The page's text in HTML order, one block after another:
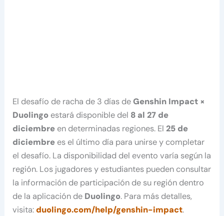
El desafío de racha de 3 días deGenshin Impact ×
Duolingo estará disponible del 8 al 27 de
diciembre en determinadas regiones. El25 de
diciembre es el último día para unirse y completar
el desafío. La disponibilidad del evento varía según la
región. Los jugadores y estudiantes pueden consultar
la información de participación de su región dentro
de la aplicación de Duolingo. Para más detalles,
visita:duolingo.com/help/genshin-impact.